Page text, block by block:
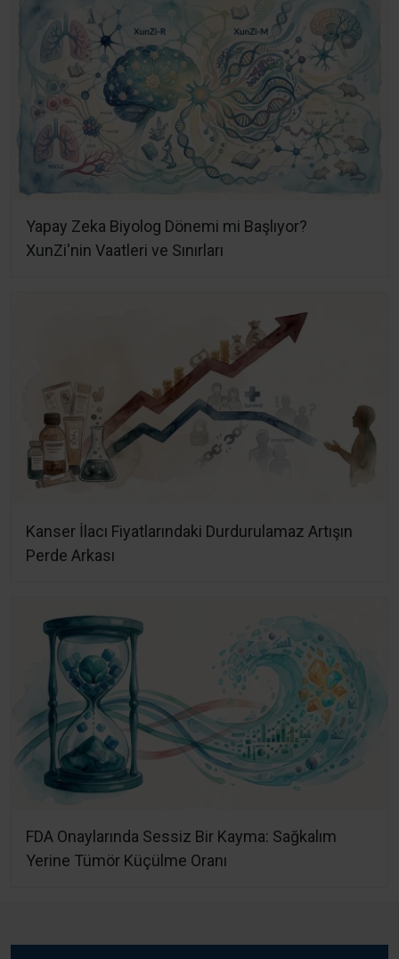
Yapay Zeka Biyolog Dönemi mi Başlıyor?
XunZi'nin Vaatleri ve Sınırları
Kanser İlacı Fiyatlarındaki Durdurulamaz Artışın
Perde Arkası
FDA Onaylarında Sessiz Bir Kayma: Sağkalım
Yerine Tümör Küçülme Oranı